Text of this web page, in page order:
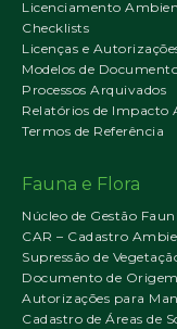
Licenciamento
Checklists
Licenças e
Modelos de
Processos Arquivados
Relatórios de Impacto
Termos de Referência
Fauna e Flora
Núcleo de Gestão
CAR – Cadastro
Supressão de
Documento de
Autorizações para
Cadastro de Áreas de